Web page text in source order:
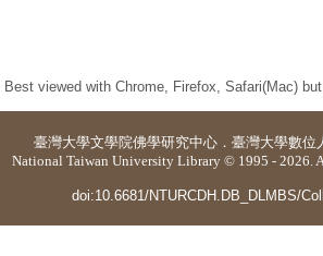
Best viewed with Chrome, Firefox, Safari(Mac)
臺灣大學文學院佛學研究中心 ． 臺灣大學數位
National Taiwan University Library © 1995 - 2026.
doi:10.6681/NTURCDH.DB_DLMBS/